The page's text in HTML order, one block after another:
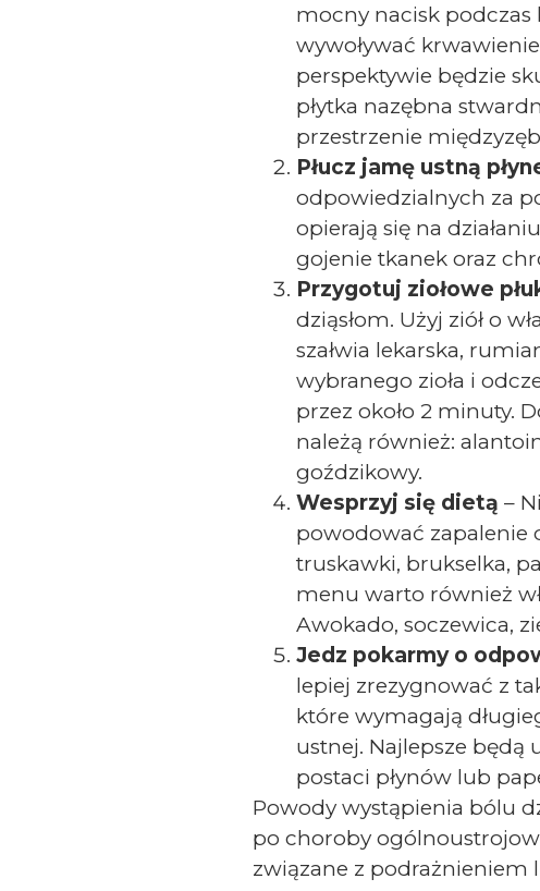
mocny nacisk podczas
wywoływać
perspektywie będzie
płytka nazębna
przestrzenie
Płucz jamę ustną
odpowiedzialnych za
opierają się na
gojenie tkanek oraz
Przygotuj ziołowe
dziąsłom. Użyj ziół o
szałwia lekarska,
wybranego zioła i
przez około 2 minuty.
należą również:
goździkowy.
Wesprzyj się dietą –
powodować zapalenie
truskawki, brukselka,
menu warto również
Awokado, soczewica,
Jedz pokarmy o
lepiej zrezygnować z
które wymagają
ustnej. Najlepsze
postaci płynów lub
Powody wystąpienia bólu
po choroby
związane z podrażnieniem